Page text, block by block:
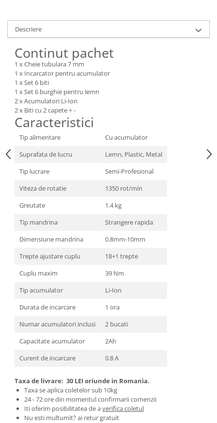
Incubatoare, oparitoare si
deplumatoare
Echipamente pentru animale
Aparate de tuns animale
Piese si accesorii aparate de tuns
animale
Tarcuri animale
Semanatori
Masini batut stalpi si accesorii
Roabe & accesorii
Casute gradina si cutii depozitare
Mobilier gradina
Corturi, Prelate si plase de
Zdrobitoare si teascuri
Teascuri
Zdrobitoare electrice
Masini de cusut si accesorii
Articole antidaunatori gradina
Sere si solarii
Suflante si aspiratoare exterior
Unelte altoit
Stropitori
Folie si plase pt plante
Masini de maturat manuale
Descriere
Continut pachet
1 x Cheie tubulara 7 mm
1 x Incarcator pentru acumulator
1 x Set 6 biti
1 x Set 6 burghie pentru lemn
2 x Acumulatori Li-Ion
2 x Biti cu 2 capete + -
Caracteristici
Tip alimentare
Cu acumulator
Suprafata de lucru
Lemn, Plastic, Metal
Tip lucrare
Semi-Profesional
Viteza de rotatie
1350 rot/min
Greutate
1.4 kg
Tip mandrina
Strangere rapida
Dimensiune mandrina
0.8mm-10mm
Trepte ajustare cuplu
18+1 trepte
Cuplu maxim
39 Nm
Tip acumulator
Li-Ion
Durata de incarcare
1 ora
Numar acumulatori inclusi
2 bucati
Capacitate acumulator
2Ah
Curent de incarcare
0.8 A
Taxa de livrare: 30 LEI oriunde in Romania.
Taxa se aplica coletelor sub 10kg
24 - 72 ore din momentul confirmarii comenzii
Iti oferim posibilitatea de averifica coletul
Nu esti multumit? ai retur gratuit